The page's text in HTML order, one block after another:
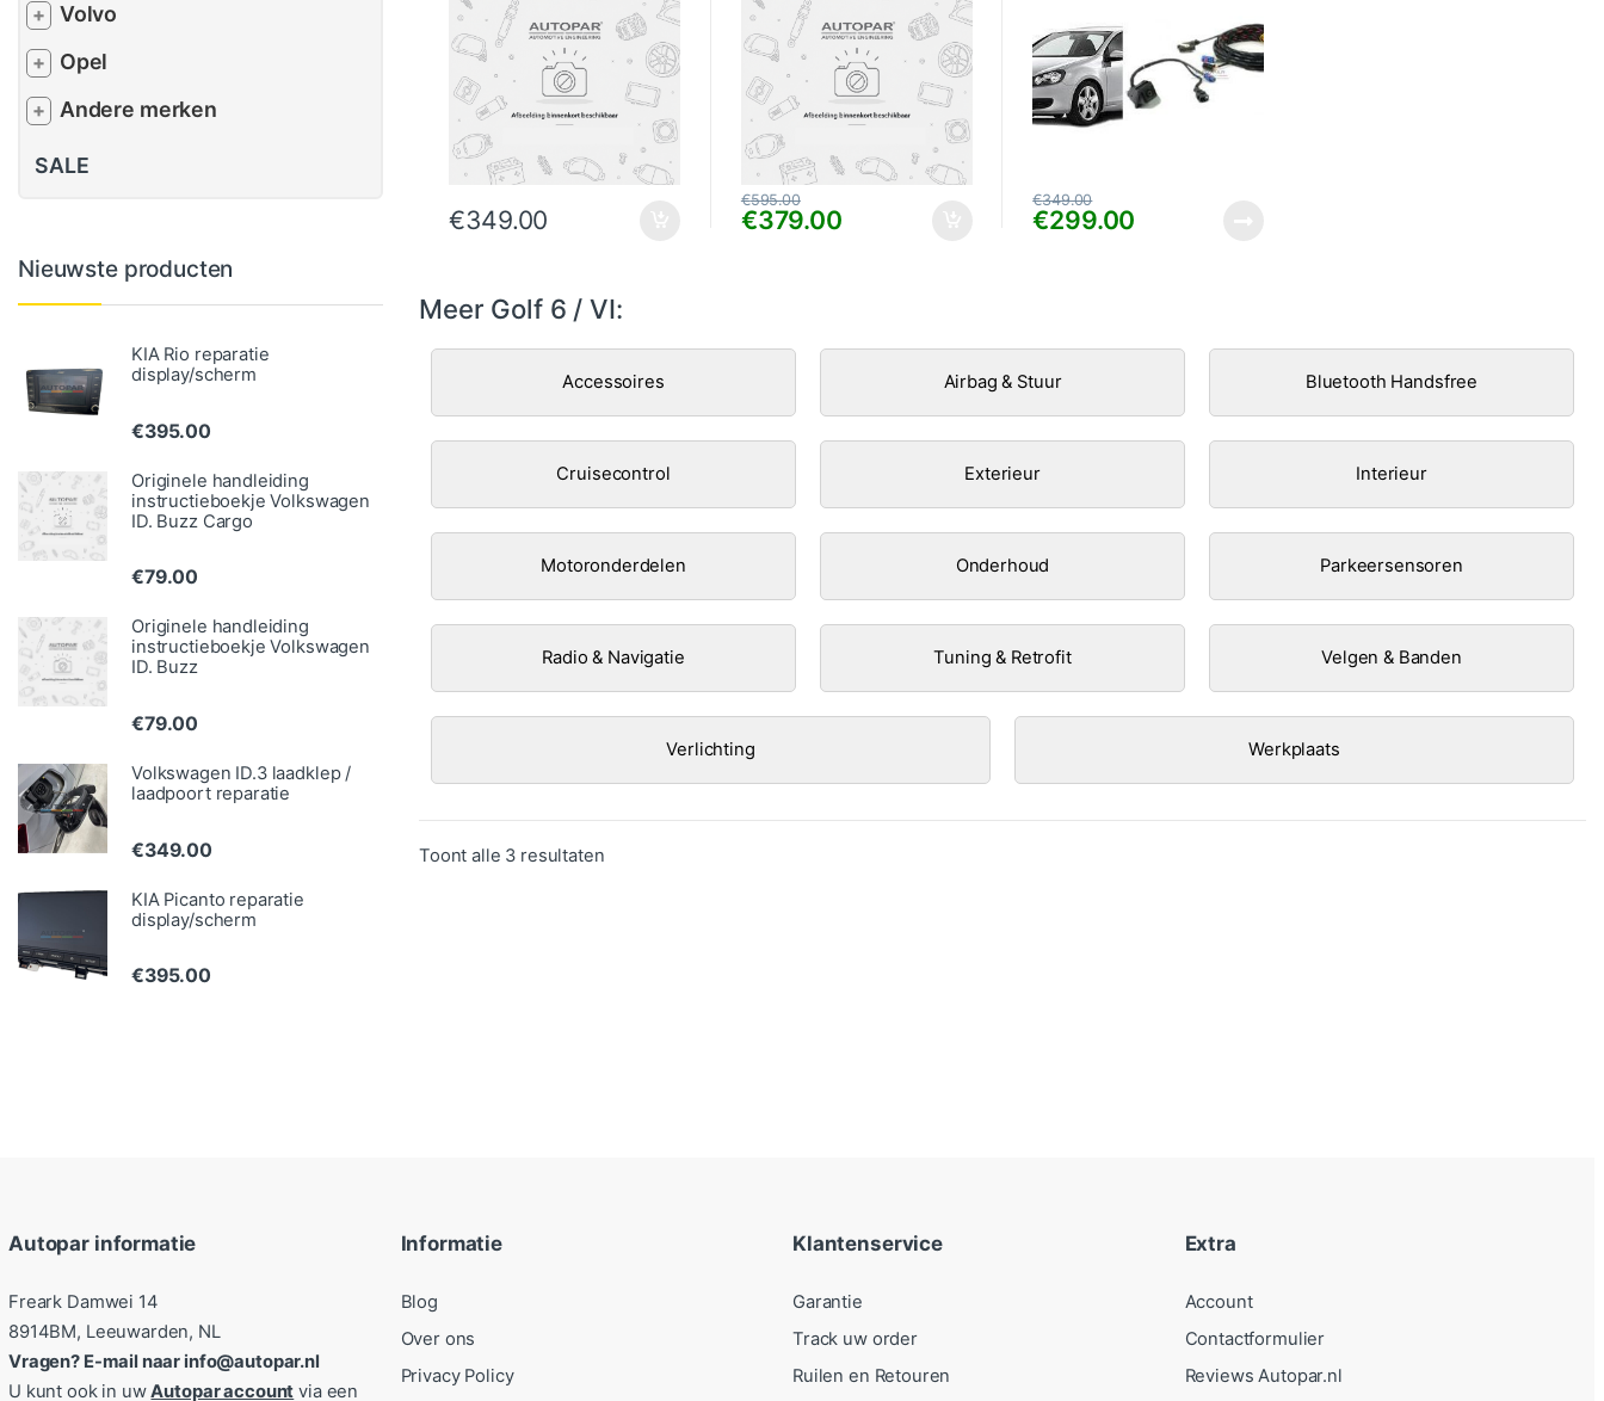
€349.00 €379.00
€595.00
€299.00
€349.00
Meer Golf 6 / VI:
Accessoires Airbag & Stuur Bluetooth Handsfree
Cruisecontrol Exterieur Interieur
Motoronderdelen Onderhoud Parkeersensoren
Radio & Navigatie Tuning & Retrofit Velgen & Banden
Verlichting Werkplaats
Toont alle 3 resultatenGesorteerd op populariteit
+ Volvo
+ Opel
+ Andere merken
SALE
Nieuwste producten
KIA Rio reparatie
display/scherm
€395.00
Originele handleiding
instructieboekje Volkswagen
ID. Buzz Cargo
€79.00
Originele handleiding
instructieboekje Volkswagen
ID. Buzz
€79.00
Volkswagen ID.3 laadklep /
laadpoort reparatie
€349.00
KIA Picanto reparatie
display/scherm
€395.00
Autopar informatie
Freark Damwei 14
8914BM, Leeuwarden, NL
Vragen? E-mail naar info@autopar.nl
U kunt ook in uwAutopar account via een
Informatie
Blog
Over ons
Privacy Policy
Klantenservice
Garantie
Track uw order
Ruilen en Retouren
Extra
Account
Contactformulier
Reviews Autopar.nl